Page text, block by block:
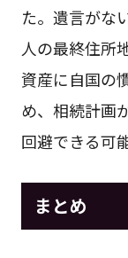
た。遺言がな
人の最終住所
資産に自国の
め、相続計画
回避できる可
まとめ